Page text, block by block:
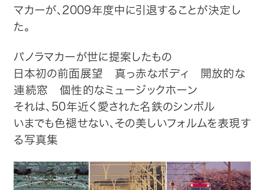
企業情報
マカーが、2009年度中に引退することが決定し
た。
パノラマカーが世に提案したもの
日本初の前面展望 真っ赤なボディ 開放的な
連続窓 個性的なミュージックホーン
それは、50年近く愛された名鉄のシンボル
いまでも色褪せない、その美しいフォルムを表現す
る写真集